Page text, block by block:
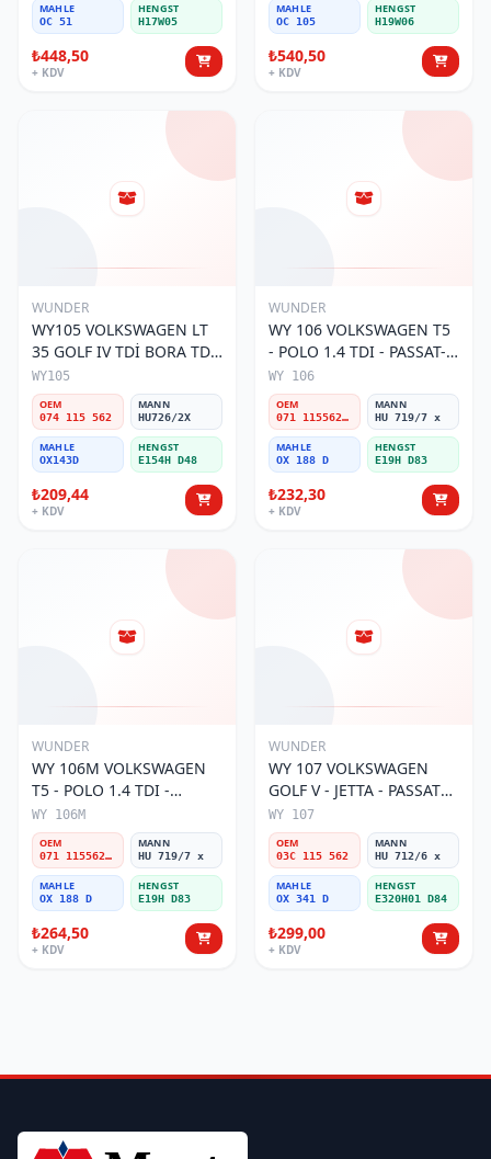
MAHLE
OC 51
HENGST
H17W05
₺448,50
+ KDV
MAHLE
OC 105
HENGST
H19W06
₺540,50
+ KDV
WUNDER
WY105 VOLKSWAGEN LT
35 GOLF IV TDİ BORA TDİ
074 115 562 Yağ Filtresi
WY105
OEM
074 115 562
MANN
HU726/2X
MAHLE
OX143D
HENGST
E154H D48
₺209,44
+ KDV
WUNDER
WY 106 VOLKSWAGEN T5
- POLO 1.4 TDI - PASSAT-
JETTA 03-11 071 115562 A
Yağ Filtresi
WY 106
OEM
071 115562 A
MANN
HU 719/7 x
MAHLE
OX 188 D
HENGST
E19H D83
₺232,30
+ KDV
WUNDER
WY 106M VOLKSWAGEN
T5 - POLO 1.4 TDI -
PASSAT- JETTA 071 115562
A Yağ Filtresi
WY 106M
OEM
071 115562 A
MANN
HU 719/7 x
MAHLE
OX 188 D
HENGST
E19H D83
₺264,50
+ KDV
WUNDER
WY 107 VOLKSWAGEN
GOLF V - JETTA - PASSAT
1.6 FSI BENZİNLİ 03C 115
562 Yağ Filtresi
WY 107
OEM
03C 115 562
MANN
HU 712/6 x
MAHLE
OX 341 D
HENGST
E320H01 D84
₺299,00
+ KDV